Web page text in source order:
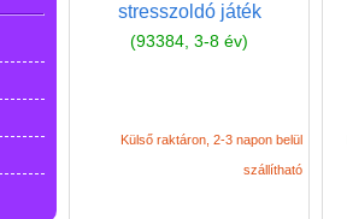
stresszoldó játék
(93384, 3-8 év)
Külső raktáron, 2-3 napon belül
szállítható